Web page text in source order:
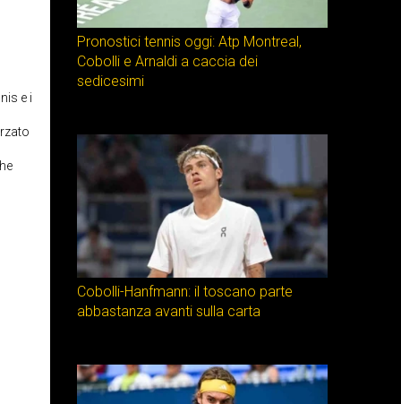
e i
Pronostici tennis oggi: Atp Montreal,
Cobolli e Arnaldi a caccia dei
sedicesimi
Cobolli-Hanfmann: il toscano parte
abbastanza avanti sulla carta